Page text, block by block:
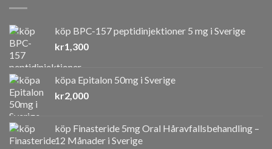
köp BPC-157 peptidinjektioner 5 mg i Sverige
kr1,300
köpa Epitalon 50mg i Sverige
kr2,000
köp Finasteride 5mg Oral Håravfallsbehandling –
12 Månader i Sverige